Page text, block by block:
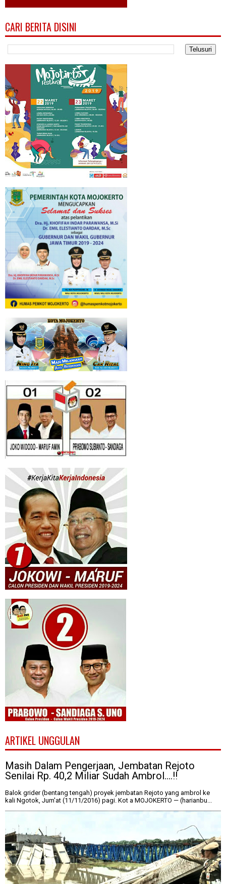
CARI BERITA DISINI
ARTIKEL UNGGULAN
Masih Dalam Pengerjaan, Jembatan Rejoto
Senilai Rp. 40,2 Miliar Sudah Ambrol....!!
Balok grider (bentang tengah) proyek jembatan Rejoto yang ambrol ke
kali Ngotok, Jum'at (11/11/2016) pagi. Kot a MOJOKERTO — (harianbu...